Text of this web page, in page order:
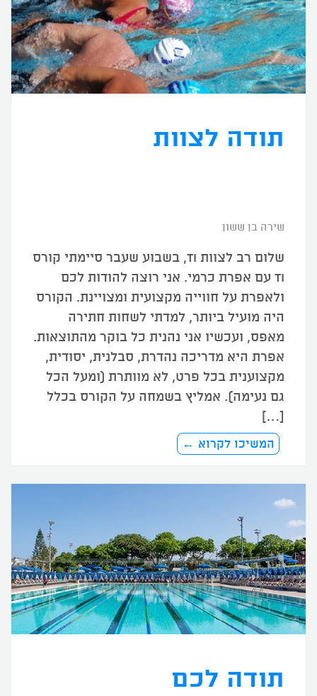
תודה לצוות
שירה בן ששון
שלום רב לצוות TI, בשבוע שעבר סיימתי קורס
TI עם אפרת כרמי. אני רוצה להודות לכם
ולאפרת על חווייה מקצועית ומצויינת. הקורס
היה מועיל ביותר, למדתי לשחות חתירה
מאפס, ועכשיו אני נהנית כל בוקר מהתוצאות.
אפרת היא מדריכה נהדרת, סבלנית, יסודית,
מקצוענית בכל פרט, לא מוותרת (ומעל הכל
גם נעימה). אמליץ בשמחה על הקורס בכלל
[…]
המשיכו לקרוא ←
תודה לכם